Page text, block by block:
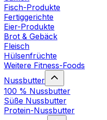
Fisch-Produkte
Fertiggerichte
Eier-Produkte
Brot & Gebäck
Fleisch
Hülsenfrüchte
Weitere Fitness-Foods
Nussbutter
100 % Nussbutter
Süße Nussbutter
Protein-Nussbutter